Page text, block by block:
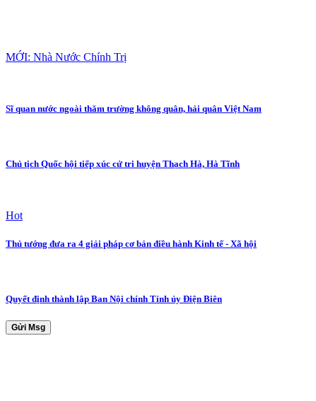
MỚI: Nhà Nước Chính Trị
Sĩ quan nước ngoài thăm trường không quân, hải quân Việt Nam
Chủ tịch Quốc hội tiếp xúc cử tri huyện Thạch Hà, Hà Tĩnh
Hot
Thủ tướng đưa ra 4 giải pháp cơ bản điều hành Kinh tế - Xã hội
Quyết định thành lập Ban Nội chính Tỉnh ủy Điện Biên
Gửi Msg